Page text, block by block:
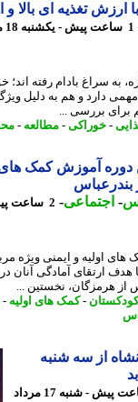
تغذیه ای بالا و
سراغ بادام رفته اند؛
دارد و هم به دلیل ویژگی
بررسی ...
- خوراکی -مطالعه-
آموزش کمک های
اجتماعی-
و ایمنی ویژه
آمادگی آنان در
نخستین ...
-کمک های اولیه -
از سه شنبه
13 ساعت پیش - شنبه 17 مرداد